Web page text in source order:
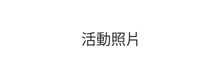
活動照片